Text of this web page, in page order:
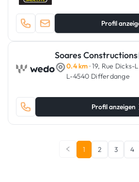
Profil
Soares Constructions
0.4 km · 19, Rue Dicks-
L-4540 Differdange
Profil anzeigen
1 2 3 4